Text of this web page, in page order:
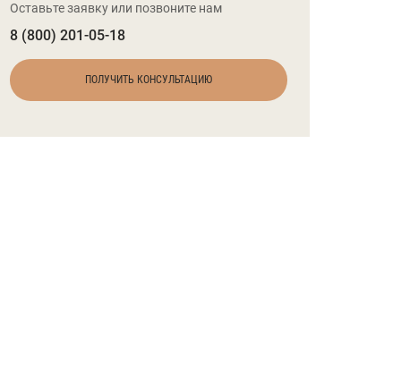
Оставьте заявку или позвоните нам
8 (800) 201-05-18
ПОЛУЧИТЬ КОНСУЛЬТАЦИЮ